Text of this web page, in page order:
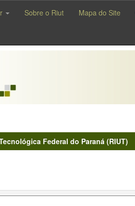
Sobre o Riut Mapa do Site
Federal do Paraná (RIUT)